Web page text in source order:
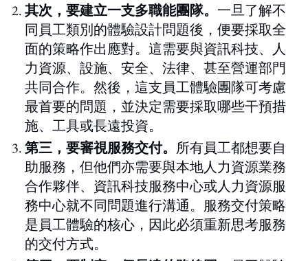
其次，要建立一支多職能團隊。 一旦了解不
同員工類別的體驗設計問題後，便要採取全
面的策略作出應對。這需要與資訊科技、人
力資源、設施、安全、法律、甚至營運部門
共同合作。然後，這支員工體驗團隊可考慮
最首要的問題，並決定需要採取哪些干預措
施、工具或長遠投資。
第三，要審視服務交付。 所有員工都想要自
助服務，但他們亦需要與本地人力資源業務
合作夥伴、資訊科技服務中心或人力資源服
務中心就不同問題進行溝通。服務交付策略
是員工體驗的核心，因此必須重新思考服務
的交付方式。